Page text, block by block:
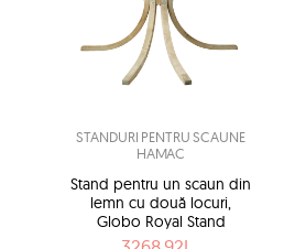
STANDURI PENTRU SCAUNE
HAMAC
Stand pentru un scaun din
lemn cu două locuri,
Globo Royal Stand